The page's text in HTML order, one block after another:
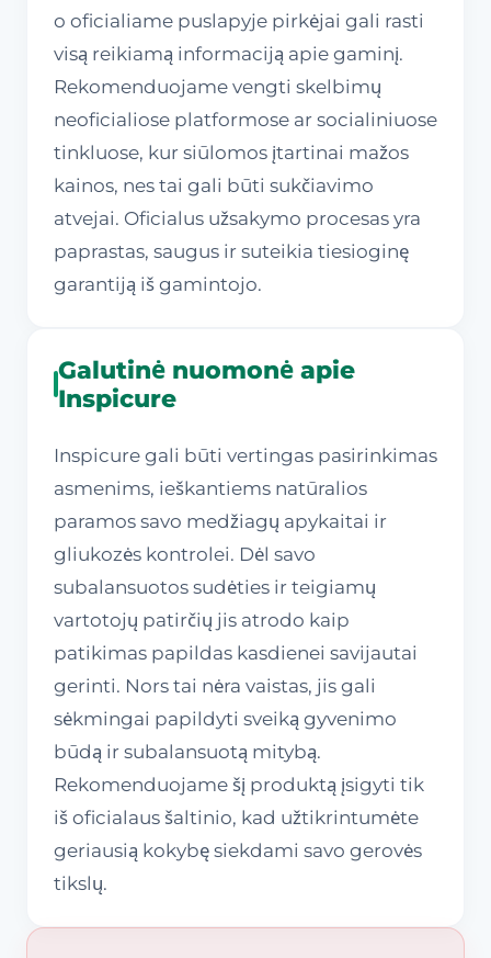
o oficialiame puslapyje pirkėjai gali rasti
visą reikiamą informaciją apie gaminį.
Rekomenduojame vengti skelbimų
neoficialiose platformose ar socialiniuose
tinkluose, kur siūlomos įtartinai mažos
kainos, nes tai gali būti sukčiavimo
atvejai. Oficialus užsakymo procesas yra
paprastas, saugus ir suteikia tiesioginę
garantiją iš gamintojo.
Galutinė nuomonė apie
Inspicure
Inspicure gali būti vertingas pasirinkimas
asmenims, ieškantiems natūralios
paramos savo medžiagų apykaitai ir
gliukozės kontrolei. Dėl savo
subalansuotos sudėties ir teigiamų
vartotojų patirčių jis atrodo kaip
patikimas papildas kasdienei savijautai
gerinti. Nors tai nėra vaistas, jis gali
sėkmingai papildyti sveiką gyvenimo
būdą ir subalansuotą mitybą.
Rekomenduojame šį produktą įsigyti tik
iš oficialaus šaltinio, kad užtikrintumėte
geriausią kokybę siekdami savo gerovės
tikslų.